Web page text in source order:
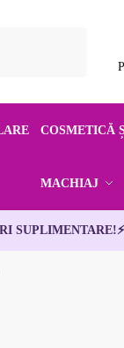
COSMETICĂ
MACHIAJ
SUPLIMENTARE!⚡